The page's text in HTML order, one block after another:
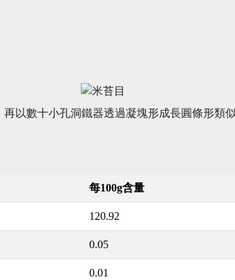
以數十小孔洞鐵器透過凝塊形成長圓條形類
每100g含量
120.92
0.05
0.01